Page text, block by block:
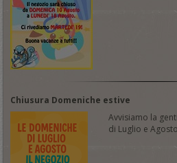
Chiusura Domeniche estive
Avvisiamo la
di Luglio e